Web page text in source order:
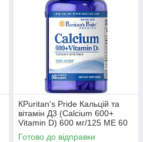
КPuritan's Pride Кальцій та
вітамін Д3 (Calcium 600+
Vitamin D) 600 мг/125 ME 60
капсул
Готово до відправки